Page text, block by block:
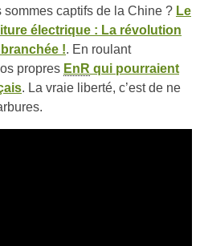
captifs de la Chine ? Le
électrique : La révolution
!. En roulant
propres EnR qui pourraient
. La vraie liberté, c’est de ne